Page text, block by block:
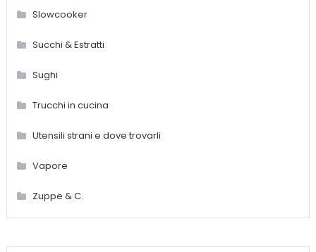
Slowcooker
Succhi & Estratti
Sughi
Trucchi in cucina
Utensili strani e dove trovarli
Vapore
Zuppe & C.